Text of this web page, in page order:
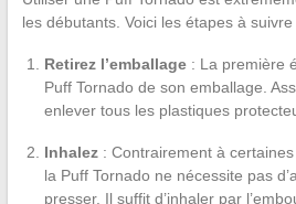
les débutants. Voici les étapes à suivre
Retirez l’emballage: La première
Puff Tornado de son emballage.
enlever tous les plastiques
Inhalez: Contrairement à certaines
la Puff Tornado ne nécessite pas
presser. Il suffit d’inhaler par